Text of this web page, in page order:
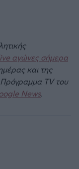
αγώνες σήμερα
και της
TV του
News.